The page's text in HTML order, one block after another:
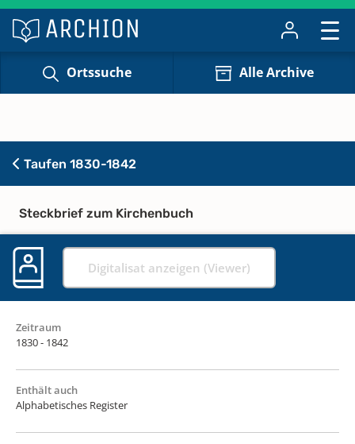
Ortssuche Alle Archive
Taufen 1830-1842
Steckbrief zum Kirchenbuch
Digitalisat anzeigen (Viewer)
Zeitraum
1830 - 1842
Enthält auch
Alphabetisches Register